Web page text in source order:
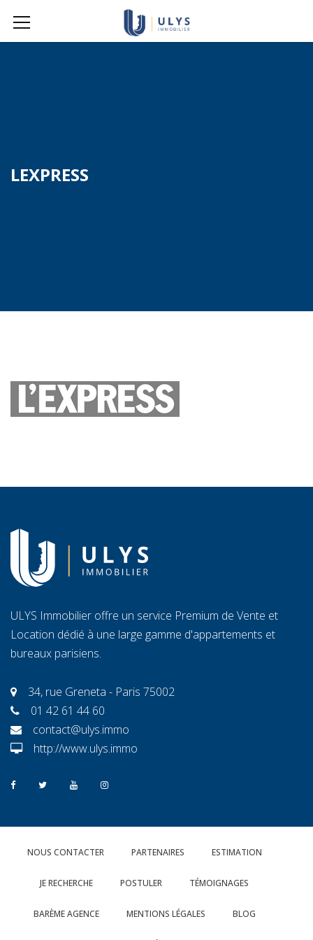
LEXPRESS
ULYS Immobilier offre un service Premium de Vente et
Location dédié à une large gamme d'appartements et
bureaux parisiens.
34, rue Greneta - Paris 75002
01 42 61 44 60
contact@ulys.immo
http://www.ulys.immo
NOUS CONTACTER PARTENAIRES ESTIMATION
JE RECHERCHE POSTULER TÉMOIGNAGES
BARÈME AGENCE MENTIONS LÉGALES BLOG